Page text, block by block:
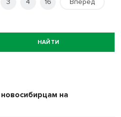
3 4 16 Вперед
НАЙТИ
на